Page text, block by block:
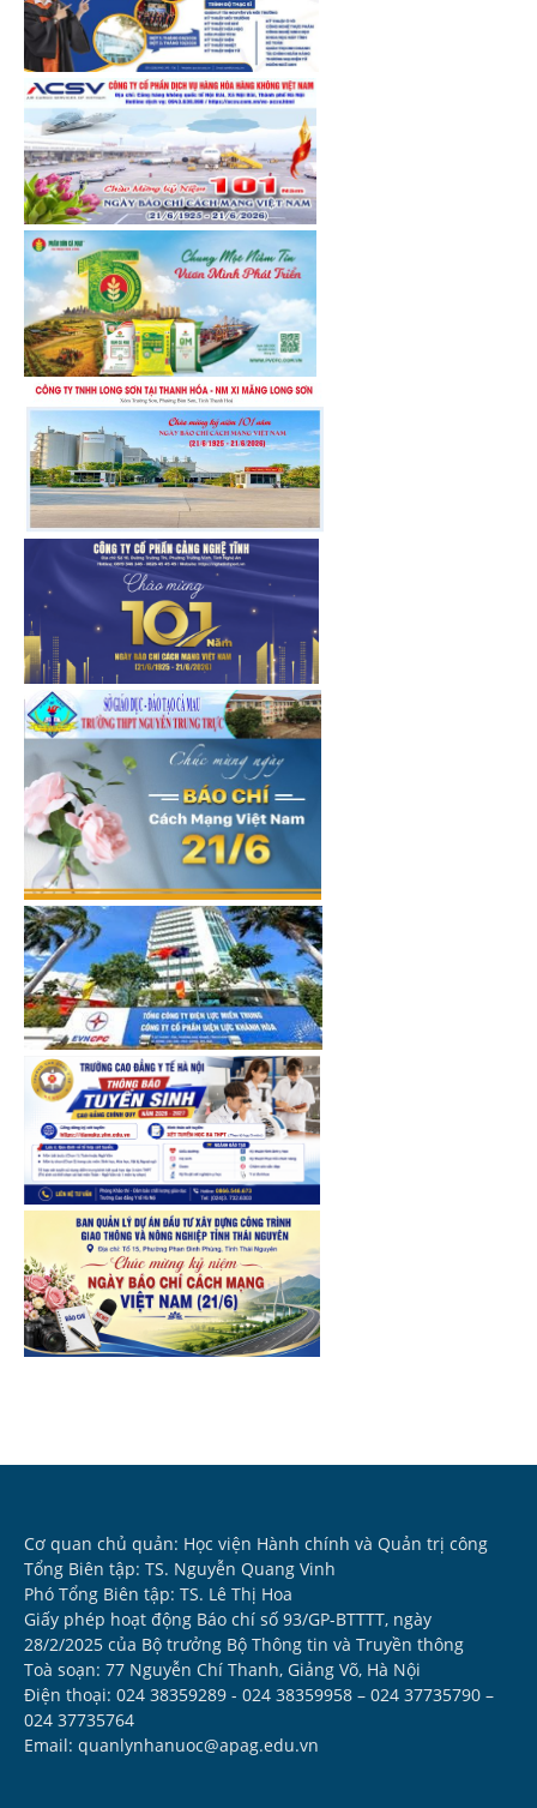
Cơ quan chủ quản: Học viện Hành chính và Quản trị công
Tổng Biên tập: TS. Nguyễn Quang Vinh
Phó Tổng Biên tập: TS. Lê Thị Hoa
Giấy phép hoạt động Báo chí số 93/GP-BTTTT, ngày
28/2/2025 của Bộ trưởng Bộ Thông tin và Truyền thông
Toà soạn: 77 Nguyễn Chí Thanh, Giảng Võ, Hà Nội
Điện thoại: 024 38359289 - 024 38359958 – 024 37735790 –
024 37735764
Email: quanlynhanuoc@apag.edu.vn